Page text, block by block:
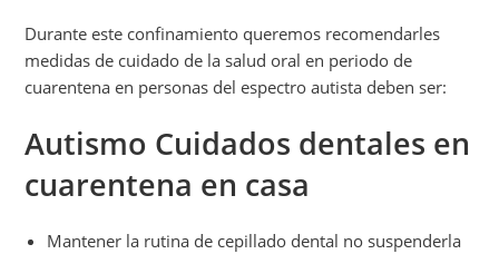
Durante este confinamiento queremos recomendarles
medidas de cuidado de la salud oral en periodo de
cuarentena en personas del espectro autista deben ser:
Autismo Cuidados dentales en
cuarentena en casa
Mantener la rutina de cepillado dental no suspenderla